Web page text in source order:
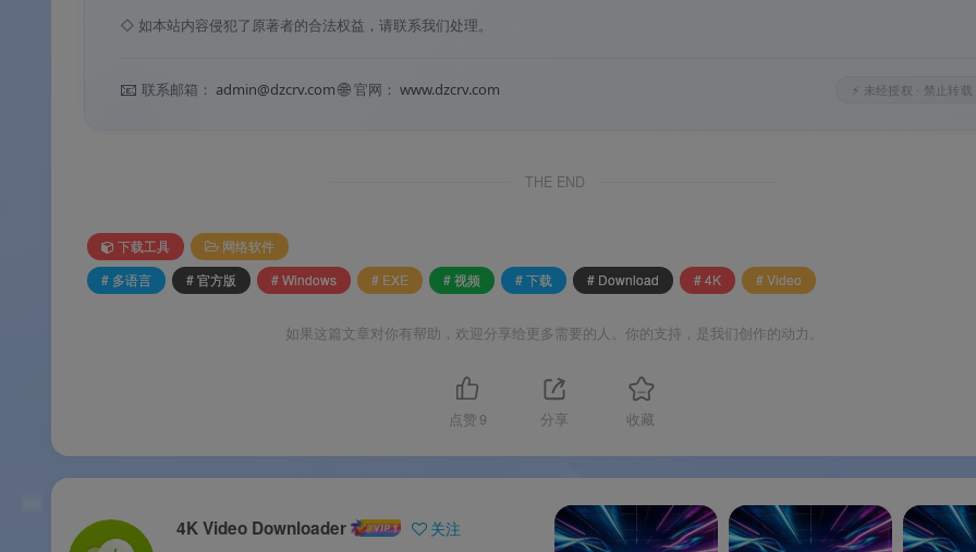
🎯 100+ 平台全覆盖：从 YouTube、TikTok 到 Bilibili，一个工具解决所有视频下载需求。
📝免费版足够日常使用：无需付费即可下载高清视频，播放列表限制 10 个视频/次
：安装包不含广告及恶意插件，安全稳定。
💎
全球 6200 万+用户信赖：12 年上市历史，全球 6200 万+满意用户。
◇ 如本站内容侵犯了原著者的合法权益，请联系我们处理。
📧 联系邮箱： admin@dzcrv.com🌐官网： www.dzcrv.com ⚡ 未经授权 · 禁止转载
THE END
下载工具
网络软件
# 多语言
# 官方版 # Windows # EXE # 视频 # 下载 # Download # 4K # Video
如果这篇文章对你有帮助，欢迎分享给更多需要的人。你的支持，是我们创作的动力。
点赞 9 分享 收藏
4K Video Downloader 关注